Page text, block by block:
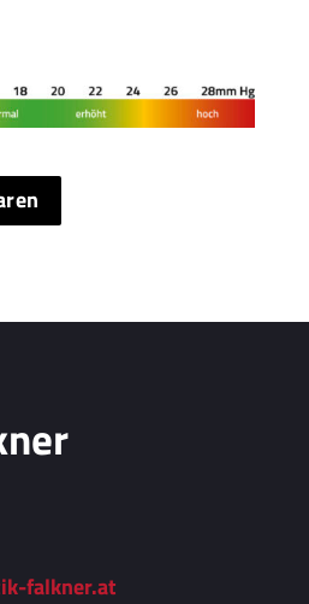
falkner.at